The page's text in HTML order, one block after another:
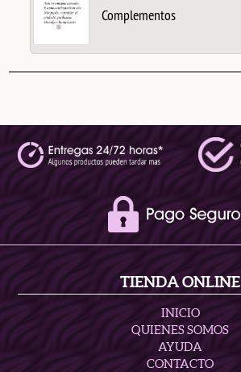
Complementos
TIENDA ONLINE
INICIO
QUIENES SOMOS
AYUDA
CONTACTO